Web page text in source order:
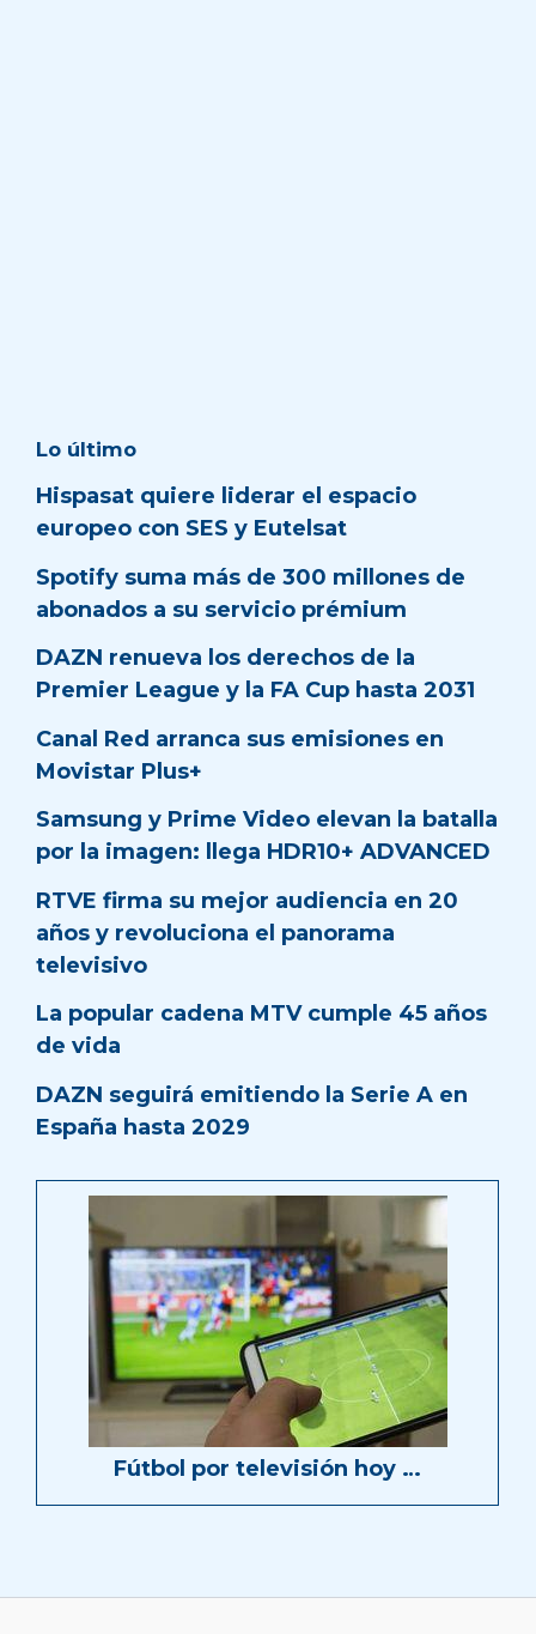
Lo último
Hispasat quiere liderar el espacio
europeo con SES y Eutelsat
Spotify suma más de 300 millones de
abonados a su servicio prémium
DAZN renueva los derechos de la
Premier League y la FA Cup hasta 2031
Canal Red arranca sus emisiones en
Movistar Plus+
Samsung y Prime Video elevan la batalla
por la imagen: llega HDR10+ ADVANCED
RTVE firma su mejor audiencia en 20
años y revoluciona el panorama
televisivo
La popular cadena MTV cumple 45 años
de vida
DAZN seguirá emitiendo la Serie A en
España hasta 2029
Fútbol por televisión hoy …